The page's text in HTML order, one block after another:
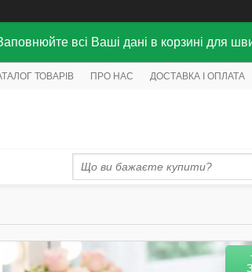
всі Ваші дані в корзині для
ТОВАРІВ ПРО НАС ДОСТАВКА І ОПЛАТА